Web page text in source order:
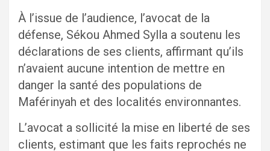
À l’issue de l’audience, l’avocat de la
défense, Sékou Ahmed Sylla a soutenu les
déclarations de ses clients, affirmant qu’ils
n’avaient aucune intention de mettre en
danger la santé des populations de
Maférinyah et des localités environnantes.
L’avocat a sollicité la mise en liberté de ses
clients, estimant que les faits reprochés ne